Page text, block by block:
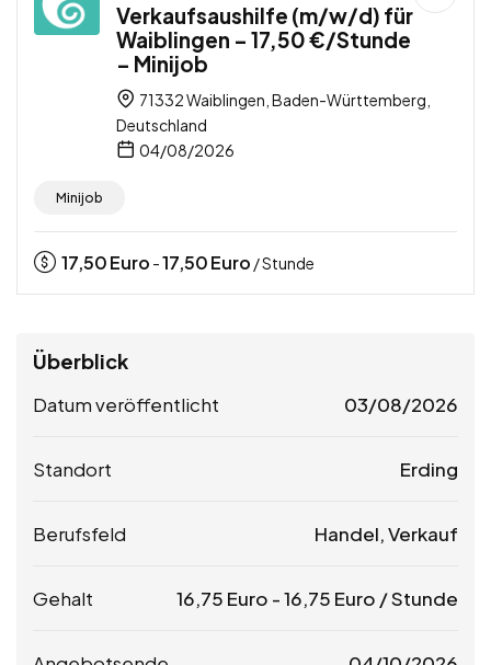
Verkaufsaushilfe (m/w/d) für
Waiblingen – 17,50 €/Stunde
– Minijob
71332 Waiblingen, Baden-Württemberg,
Deutschland
04/08/2026
Minijob
17,50Euro -17,50Euro / Stunde
Überblick
Datum veröffentlicht 03/08/2026
Standort Erding
Berufsfeld Handel, Verkauf
Gehalt 16,75 Euro -16,75 Euro / Stunde